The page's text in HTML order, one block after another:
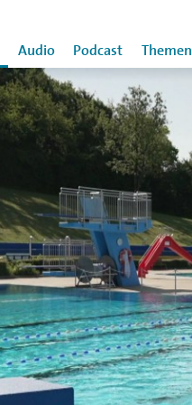
Audio Podcast Themen